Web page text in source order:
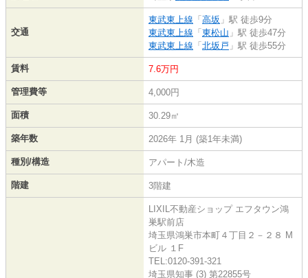
交通
東武東上線 「 高坂 」駅 徒歩9分
東武東上線 「 東松山 」駅 徒歩47分
東武東上線 「 北坂戸 」駅 徒歩55分
賃料 7.6万円
管理費等 4,000円
面積 30.29㎡
築年数 2026年 1月 (築1年未満)
種別/構造 アパート/木造
階建 3階建
LIXIL不動産ショップ エフタウン鴻
巣駅前店
埼玉県鴻巣市本町４丁目２－２８ M
ビル １F
TEL:0120-391-321
埼玉県知事 (3) 第22855号